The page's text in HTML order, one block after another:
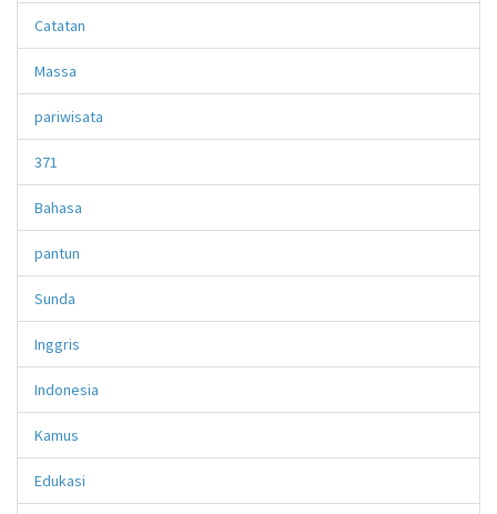
Catatan
Massa
pariwisata
371
Bahasa
pantun
Sunda
Inggris
Indonesia
Kamus
Edukasi